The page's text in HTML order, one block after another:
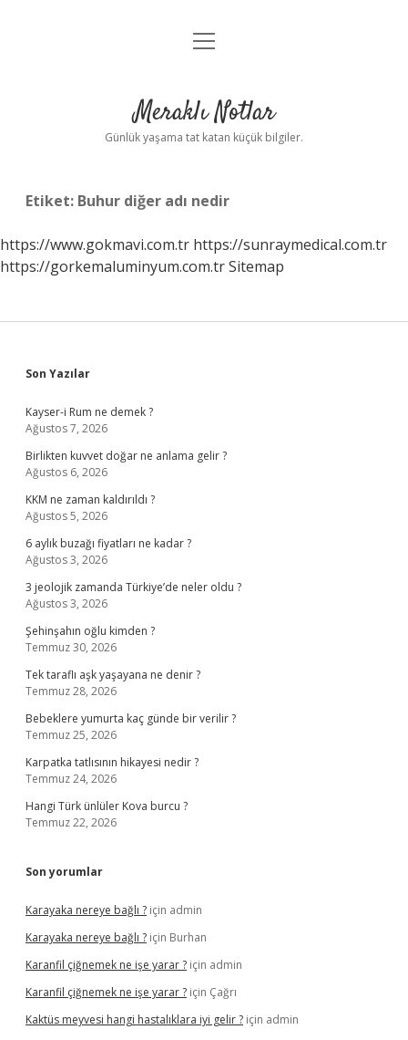
Anasayfa
Yasal Uyarı
menüyü
Meraklı Notlar
Günlük yaşama tat katan küçük bilgiler.
Etiket: Buhur diğer adı nedir
https://www.gokmavi.com.tr https://sunraymedical.com.tr
https://gorkemaluminyum.com.trSitemap
Sidebar
Son Yazılar
Kayser-i Rum ne demek ?
Ağustos 7, 2026
Birlikten kuvvet doğar ne anlama gelir ?
Ağustos 6, 2026
KKM ne zaman kaldırıldı ?
Ağustos 5, 2026
6 aylık buzağı fiyatları ne kadar ?
Ağustos 3, 2026
3 jeolojik zamanda Türkiye’de neler oldu ?
Ağustos 3, 2026
Şehinşahın oğlu kimden ?
Temmuz 30, 2026
Tek taraflı aşk yaşayana ne denir ?
Temmuz 28, 2026
Bebeklere yumurta kaç günde bir verilir ?
Temmuz 25, 2026
Karpatka tatlısının hikayesi nedir ?
Temmuz 24, 2026
Hangi Türk ünlüler Kova burcu ?
Temmuz 22, 2026
Son yorumlar
Karayaka nereye bağlı ? için admin
Karayaka nereye bağlı ? için Burhan
Karanfil çiğnemek ne işe yarar ? için admin
Karanfil çiğnemek ne işe yarar ? için Çağrı
Kaktüs meyvesi hangi hastalıklara iyi gelir ? için admin